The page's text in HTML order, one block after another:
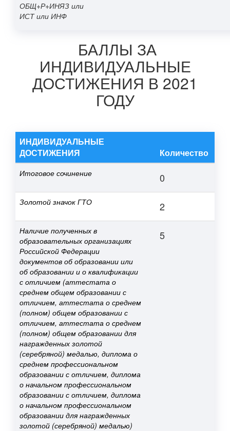
ОБЩ+Р+ИНЯЗ или
ИСТ или ИНФ
БАЛЛЫ ЗА
ИНДИВИДУАЛЬНЫЕ
ДОСТИЖЕНИЯ В 2021
ГОДУ
ИНДИВИДУАЛЬНЫЕ
ДОСТИЖЕНИЯ
Количество
Итоговое сочинение 0
Золотой значок ГТО 2
Наличие полученных в
образовательных организациях
Российской Федерации
документов об образовании или
об образовании и о квалификации
с отличием (аттестата о
среднем общем образовании с
отличием, аттестата о среднем
(полном) общем образовании с
отличием, аттестата о среднем
(полном) общем образовании для
награжденных золотой
(серебряной) медалью, диплома о
среднем профессиональном
образовании с отличием, диплома
о начальном профессиональном
образовании с отличием, диплома
о начальном профессиональном
образовании для награжденных
золотой (серебряной) медалью)
5